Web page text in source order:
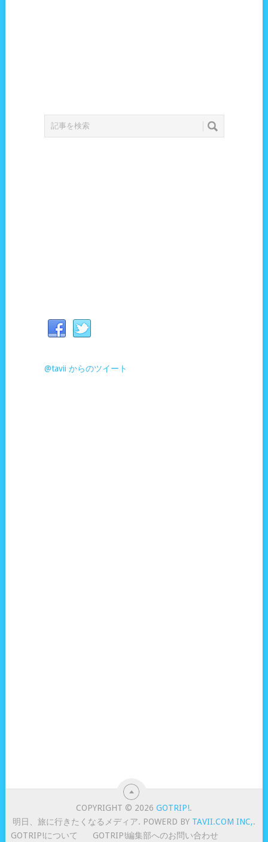
@tavii からのツイート
COPYRIGHT © 2026GOTRIP!.
明日、旅に行きたくなるメディア. POWERD BY TAVII.COM INC,.
GOTRIP!について
GOTRIP!編集部へのお問い合わせ